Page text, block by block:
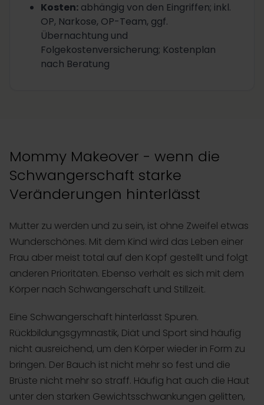
Kosten: abhängig von den Eingriffen; inkl.
OP, Narkose, OP-Team, ggf.
Übernachtung und
Folgekostenversicherung; Kostenplan
nach Beratung
Mommy Makeover - wenn die
Schwangerschaft starke
Veränderungen hinterlässt
Mutter zu werden und zu sein, ist ohne Zweifel etwas
Wunderschönes. Mit dem Kind wird das Leben einer
Frau aber meist total auf den Kopf gestellt und folgt
anderen Prioritäten. Ebenso verhält es sich mit dem
Körper nach Schwangerschaft und Stillzeit.
Eine Schwangerschaft hinterlässt Spuren.
Rückbildungsgymnastik, Diät und Sport sind häufig
nicht ausreichend, um den Körper wieder in Form zu
bringen. Der Bauch ist nicht mehr so fest und die
Brüste nicht mehr so straff. Häufig hat auch die Haut
unter den starken Gewichtsschwankungen gelitten,